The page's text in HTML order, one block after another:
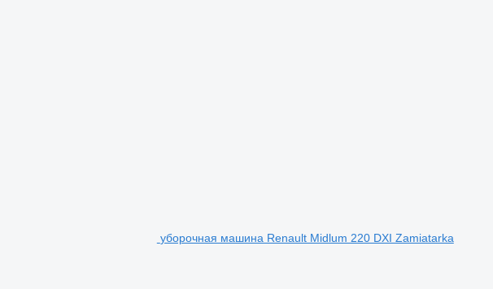
уборочная машина Renault Midlum 220 DXI Zamiatarka